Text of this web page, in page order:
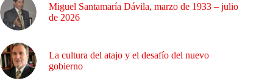
Miguel Santamaría Dávila, marzo de 1933 – julio
de 2026
La cultura del atajo y el desafío del nuevo
gobierno